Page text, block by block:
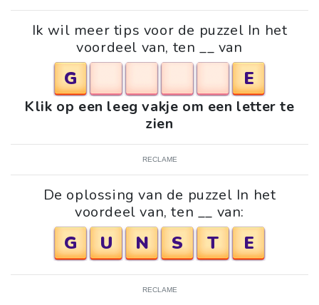
Ik wil meer tips voor de puzzel In het
voordeel van, ten __ van
G E
Klik op een leeg vakje om een letter te
zien
RECLAME
De oplossing van de puzzel In het
voordeel van, ten __ van:
G U N S T E
RECLAME